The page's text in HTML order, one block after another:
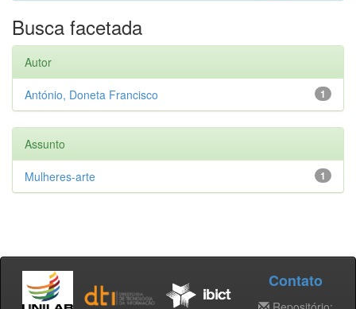
Busca facetada
Autor
1
António, Doneta Francisco
Assunto
1
Mulheres-arte
Contato